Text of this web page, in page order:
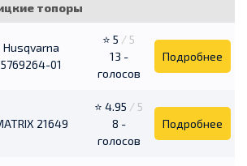
топоры
Husqvarna
5769264-01
⭐ 5 / 5
13 -
голосов
Подробнее
21649
⭐ 4.95 / 5
8 -
голосов
Подробнее